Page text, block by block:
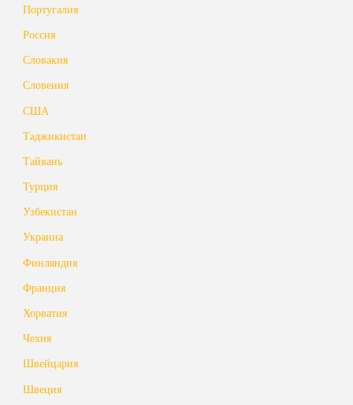
Португалия
Россия
Словакия
Словения
США
Таджикистан
Тайвань
Турция
Узбекистан
Украина
Финляндия
Франция
Хорватия
Чехия
Швейцария
Швеция